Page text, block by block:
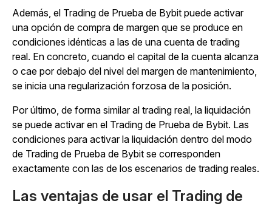
Además, el Trading de Prueba de Bybit puede activar
una opción de compra de margen que se produce en
condiciones idénticas a las de una cuenta de trading
real. En concreto, cuando el capital de la cuenta alcanza
o cae por debajo del nivel del margen de mantenimiento,
se inicia una regularización forzosa de la posición.
Por último, de forma similar al trading real, la liquidación
se puede activar en el Trading de Prueba de Bybit. Las
condiciones para activar la liquidación dentro del modo
de Trading de Prueba de Bybit se corresponden
exactamente con las de los escenarios de trading reales.
Las ventajas de usar el Trading de